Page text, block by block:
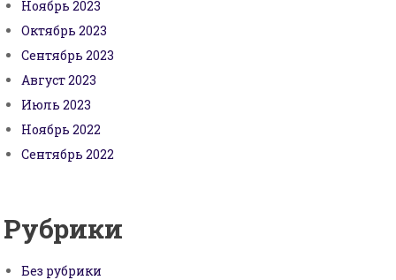
Ноябрь 2023
Октябрь 2023
Сентябрь 2023
Август 2023
Июль 2023
Ноябрь 2022
Сентябрь 2022
Рубрики
Без рубрики